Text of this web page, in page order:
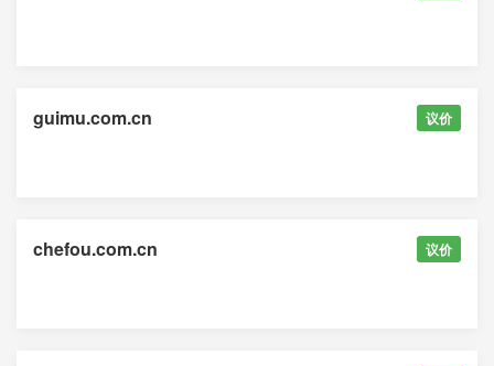
guimu.com.cn 议价
chefou.com.cn 议价